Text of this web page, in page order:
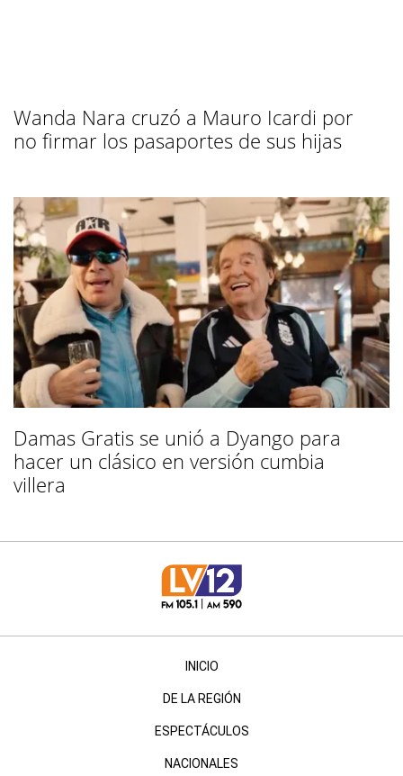
Wanda Nara cruzó a Mauro Icardi por
no firmar los pasaportes de sus hijas
Damas Gratis se unió a Dyango para
hacer un clásico en versión cumbia
villera
INICIO
DE LA REGIÓN
ESPECTÁCULOS
NACIONALES